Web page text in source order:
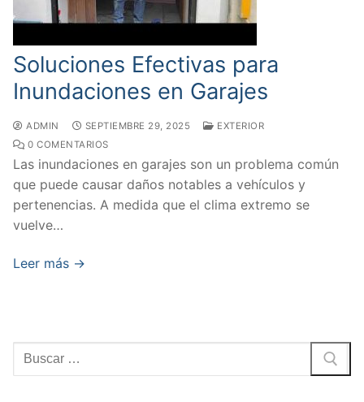
Soluciones Efectivas para
Inundaciones en Garajes
ADMIN SEPTIEMBRE 29, 2025
EXTERIOR
0 COMENTARIOS
Las inundaciones en garajes son un problema común
que puede causar daños notables a vehículos y
pertenencias. A medida que el clima extremo se
vuelve…
Leer más →
Buscar: